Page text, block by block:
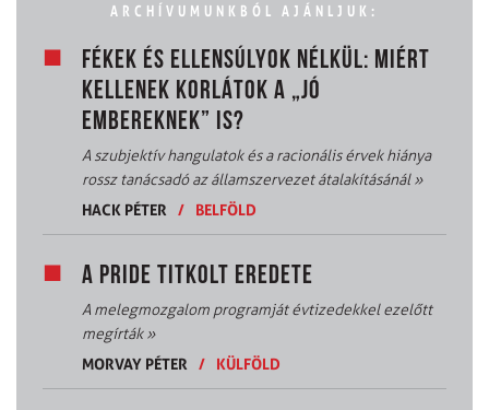
ARCHÍVUMUNKBÓL AJÁNLJUK:
FÉKEK ÉS ELLENSÚLYOK NÉLKÜL: MIÉRT
KELLENEK KORLÁTOK A „JÓ
EMBEREKNEK” IS?
A szubjektív hangulatok és a racionális érvek hiánya
rossz tanácsadó az államszervezet átalakításánál»
HACK PÉTER
/ BELFÖLD
A PRIDE TITKOLT EREDETE
A melegmozgalom programját évtizedekkel ezelőtt
megírták»
MORVAY PÉTER
/ KÜLFÖLD